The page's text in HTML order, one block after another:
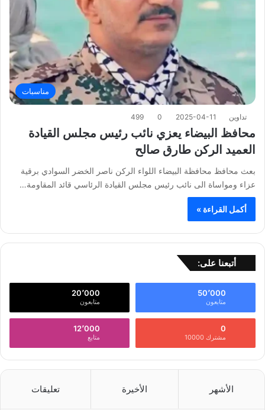
مناسبات
تداوين 2025-04-11
0
499
محافظ البيضاء يعزي نائب رئيس مجلس القيادة
العميد الركن طارق صالح
بعث محافظ محافظة البيضاء اللواء الركن ناصر الخضر السوادي برقية
عزاء ومواساة الى نائب رئيس مجلس القيادة الرئاسي قائد المقاومة…
أكمل القراءة »
أتبعنا على:
50٬000
متابعون
20٬000
متابعون
0
مشترك 10000
12٬000
متابع
الأشهر الأخيرة تعليقات